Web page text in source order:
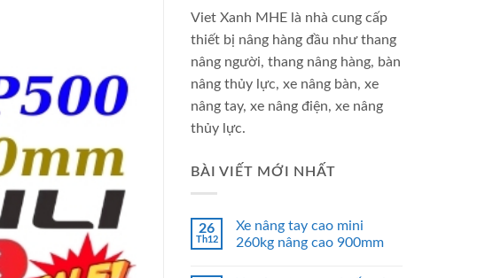
Viet Xanh MHE là nhà cung cấp
thiết bị nâng hàng đầu như thang
nâng người, thang nâng hàng, bàn
nâng thủy lực, xe nâng bàn, xe
nâng tay, xe nâng điện, xe nâng
thủy lực.
BÀI VIẾT MỚI NHẤT
26
Th12
Xe nâng tay cao mini
260kg nâng cao 900mm